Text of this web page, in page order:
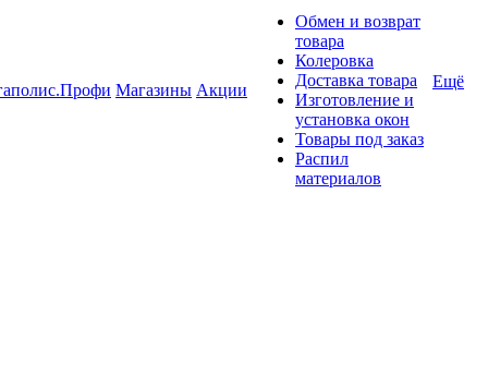
Магазины Акции
Обмен и возврат
товара
Колеровка
Доставка товара
Изготовление и
установка окон
Товары под заказ
Распил
материалов
Ещё